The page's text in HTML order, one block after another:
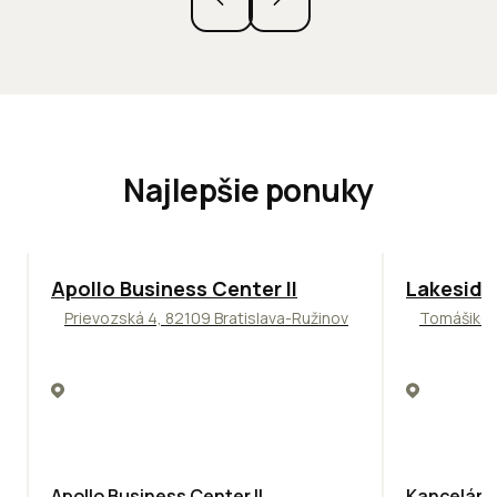
Najlepšie ponuky
TOP NOVINKA ODPORÚČAME
Apollo Business Center II
Prievozská 4, 82109 Bratislava-Ružinov